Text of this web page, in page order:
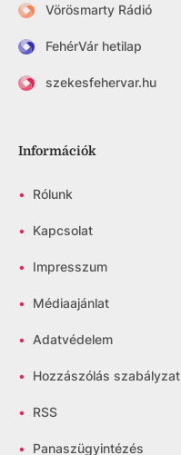
Vörösmarty Rádió
FehérVár hetilap
szekesfehervar.hu
Információk
• Rólunk
• Kapcsolat
• Impresszum
• Médiaajánlat
• Adatvédelem
• Hozzászólás szabályzat
• RSS
• Panaszügyintézés